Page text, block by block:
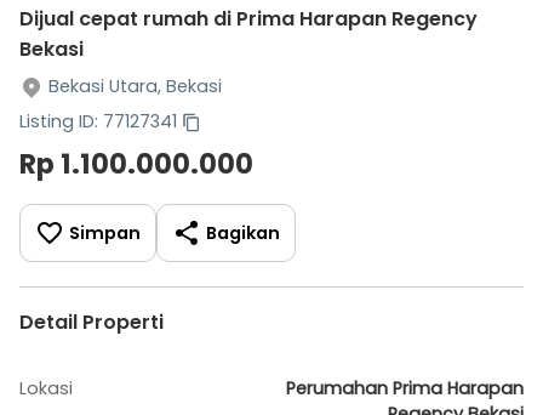
Dijual cepat rumah di Prima Harapan Regency
Bekasi
Bekasi Utara, Bekasi
Listing ID: 77127341
Rp 1.100.000.000
Simpan Bagikan
Detail Properti
Lokasi
Perumahan Prima Harapan